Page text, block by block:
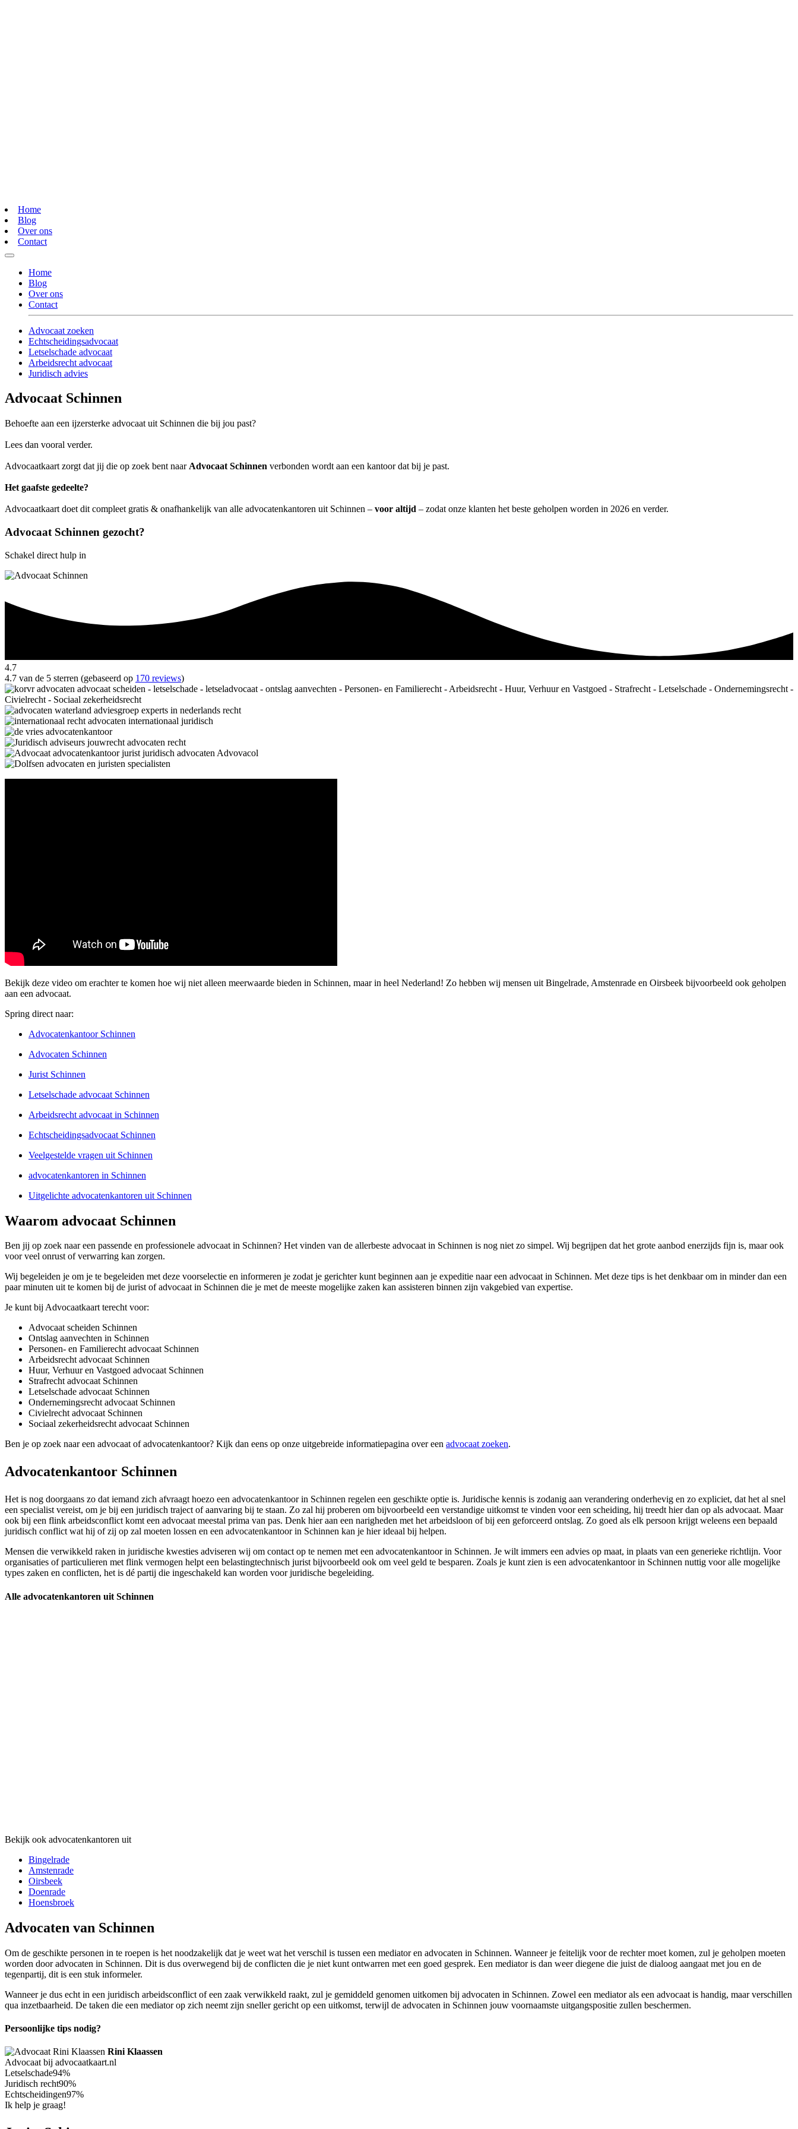
Home
Blog
Over ons
Contact
Home
Blog
Over ons
Contact
Advocaat zoeken
Echtscheidingsadvocaat
Letselschade advocaat
Arbeidsrecht advocaat
Juridisch advies
Advocaat Schinnen
Behoefte aan een ijzersterke advocaat uit Schinnen die bij jou past?
Lees dan vooral verder.
Advocaatkaart zorgt dat jij die op zoek bent naar Advocaat Schinnen verbonden wordt aan een kantoor dat bij je past.
Het gaafste gedeelte?
Advocaatkaart doet dit compleet gratis & onafhankelijk van alle advocatenkantoren uit Schinnen – voor altijd – zodat onze klanten het beste geholpen worden in 2026 en verder.
Advocaat Schinnen gezocht?
Schakel direct hulp in
4.7
4.7 van de 5 sterren (gebaseerd op 170 reviews)
Bekijk deze video om erachter te komen hoe wij niet alleen meerwaarde bieden in Schinnen, maar in heel Nederland! Zo hebben wij mensen uit Bingelrade, Amstenrade en Oirsbeek bijvoorbeeld ook geholpen
aan een advocaat.
Spring direct naar:
Advocatenkantoor Schinnen
Advocaten Schinnen
Jurist Schinnen
Letselschade advocaat Schinnen
Arbeidsrecht advocaat in Schinnen
Echtscheidingsadvocaat Schinnen
Veelgestelde vragen uit Schinnen
advocatenkantoren in Schinnen
Uitgelichte advocatenkantoren uit Schinnen
Waarom advocaat Schinnen
Ben jij op zoek naar een passende en professionele advocaat in Schinnen? Het vinden van de allerbeste advocaat in Schinnen is nog niet zo simpel. Wij begrijpen dat het grote aanbod enerzijds fijn is, maar ook
voor veel onrust of verwarring kan zorgen.
Wij begeleiden je om je te begeleiden met deze voorselectie en informeren je zodat je gerichter kunt beginnen aan je expeditie naar een advocaat in Schinnen. Met deze tips is het denkbaar om in minder dan een
paar minuten uit te komen bij de jurist of advocaat in Schinnen die je met de meeste mogelijke zaken kan assisteren binnen zijn vakgebied van expertise.
Je kunt bij Advocaatkaart terecht voor:
Advocaat scheiden Schinnen
Ontslag aanvechten in Schinnen
Personen- en Familierecht advocaat Schinnen
Arbeidsrecht advocaat Schinnen
Huur, Verhuur en Vastgoed advocaat Schinnen
Strafrecht advocaat Schinnen
Letselschade advocaat Schinnen
Ondernemingsrecht advocaat Schinnen
Civielrecht advocaat Schinnen
Sociaal zekerheidsrecht advocaat Schinnen
Ben je op zoek naar een advocaat of advocatenkantoor? Kijk dan eens op onze uitgebreide informatiepagina over een advocaat zoeken.
Advocatenkantoor Schinnen
Het is nog doorgaans zo dat iemand zich afvraagt hoezo een advocatenkantoor in Schinnen regelen een geschikte optie is. Juridische kennis is zodanig aan verandering onderhevig en zo expliciet, dat het al snel
een specialist vereist, om je bij een juridisch traject of aanvaring bij te staan. Zo zal hij proberen om bijvoorbeeld een verstandige uitkomst te vinden voor een scheiding, hij treedt hier dan op als advocaat. Maar
ook bij een flink arbeidsconflict komt een advocaat meestal prima van pas. Denk hier aan een narigheden met het arbeidsloon of bij een geforceerd ontslag. Zo goed als elk persoon krijgt weleens een bepaald
juridisch conflict wat hij of zij op zal moeten lossen en een advocatenkantoor in Schinnen kan je hier ideaal bij helpen.
Mensen die verwikkeld raken in juridische kwesties adviseren wij om contact op te nemen met een advocatenkantoor in Schinnen. Je wilt immers een advies op maat, in plaats van een generieke richtlijn. Voor
organisaties of particulieren met flink vermogen helpt een belastingtechnisch jurist bijvoorbeeld ook om veel geld te besparen. Zoals je kunt zien is een advocatenkantoor in Schinnen nuttig voor alle mogelijke
types zaken en conflicten, het is dé partij die ingeschakeld kan worden voor juridische begeleiding.
Alle advocatenkantoren uit Schinnen
Bekijk ook advocatenkantoren uit
Bingelrade
Amstenrade
Oirsbeek
Doenrade
Hoensbroek
Advocaten van Schinnen
Om de geschikte personen in te roepen is het noodzakelijk dat je weet wat het verschil is tussen een mediator en advocaten in Schinnen. Wanneer je feitelijk voor de rechter moet komen, zul je geholpen moeten
worden door advocaten in Schinnen. Dit is dus overwegend bij de conflicten die je niet kunt ontwarren met een goed gesprek. Een mediator is dan weer diegene die juist de dialoog aangaat met jou en de
tegenpartij, dit is een stuk informeler.
Wanneer je dus echt in een juridisch arbeidsconflict of een zaak verwikkeld raakt, zul je gemiddeld genomen uitkomen bij advocaten in Schinnen. Zowel een mediator als een advocaat is handig, maar verschillen
qua inzetbaarheid. De taken die een mediator op zich neemt zijn sneller gericht op een uitkomst, terwijl de advocaten in Schinnen jouw voornaamste uitgangspositie zullen beschermen.
Persoonlijke tips nodig?
Rini Klaassen
Advocaat bij advocaatkaart.nl
Letselschade94%
Juridisch recht90%
Echtscheidingen97%
Ik help je graag!